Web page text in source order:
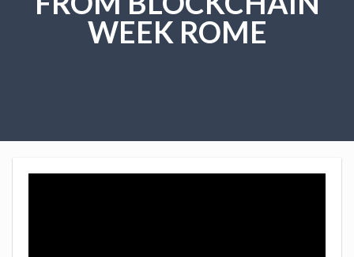
WEEK ROME